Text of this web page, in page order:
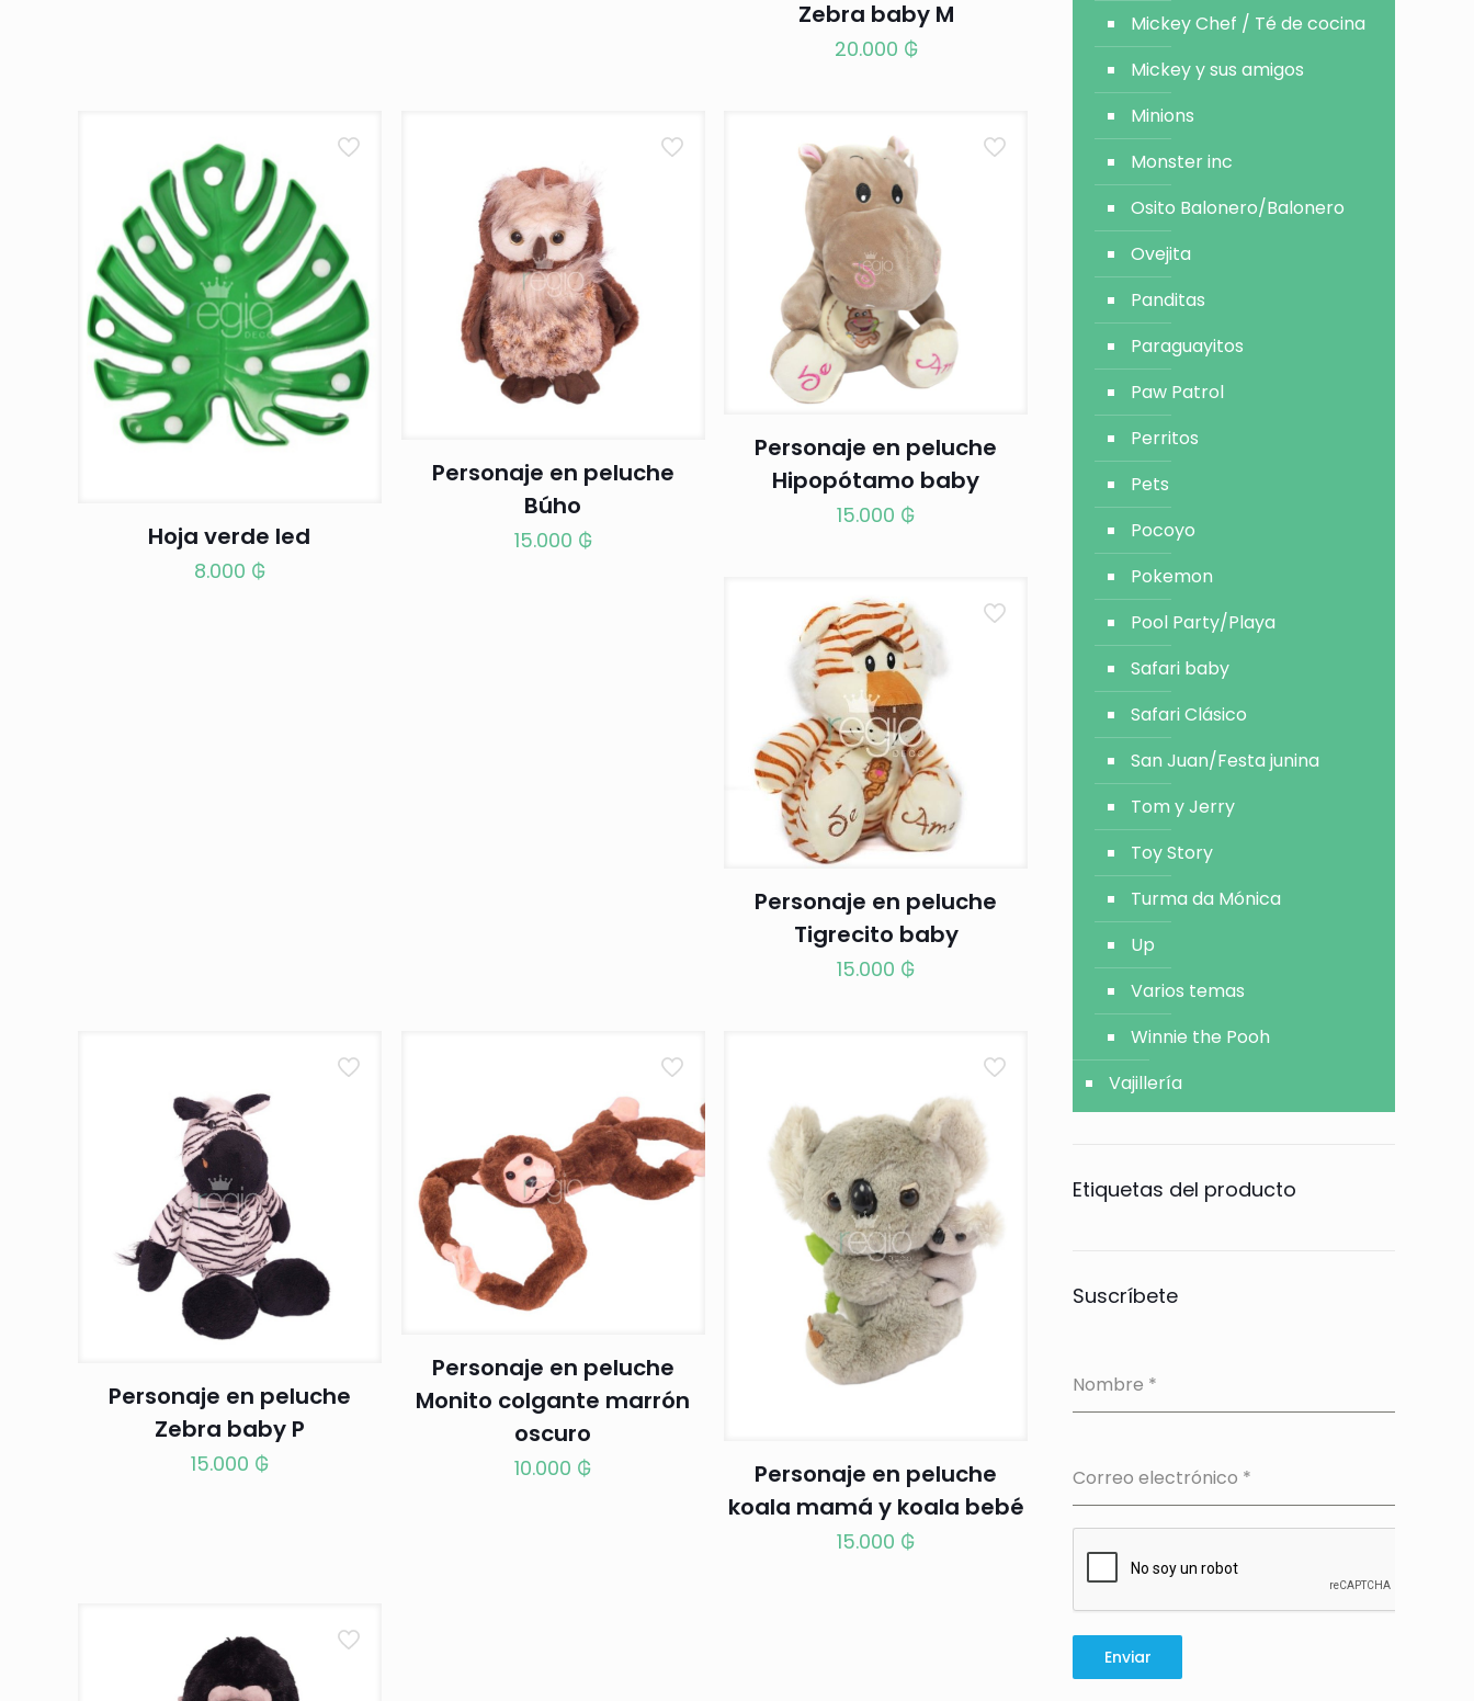
Zebra baby M
20.000 ₲
Hoja verde led
8.000 ₲
Personaje en peluche
Búho
15.000 ₲
Personaje en peluche
Hipopótamo baby
15.000 ₲
Personaje en peluche
Tigrecito baby
15.000 ₲
Personaje en peluche
Zebra baby P
15.000 ₲
Personaje en peluche
Monito colgante marrón
oscuro
10.000 ₲
Personaje en peluche
koala mamá y koala bebé
15.000 ₲
Mickey Chef / Té de cocina
Mickey y sus amigos
Minions
Monster inc
Osito Balonero/Balonero
Ovejita
Panditas
Paraguayitos
Paw Patrol
Perritos
Pets
Pocoyo
Pokemon
Pool Party/Playa
Safari baby
Safari Clásico
San Juan/Festa junina
Tom y Jerry
Toy Story
Turma da Mónica
Up
Varios temas
Winnie the Pooh
Vajillería
Etiquetas del producto
Suscríbete
Nombre *
Correo electrónico *
Enviar